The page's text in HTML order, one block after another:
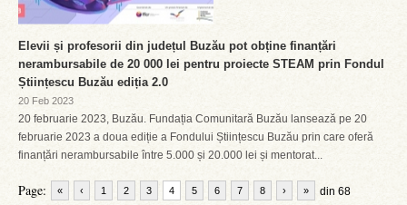
Elevii și profesorii din județul Buzău pot obține finanțări
nerambursabile de 20 000 lei pentru proiecte STEAM prin Fondul
Științescu Buzău ediția 2.0
20 Feb 2023
20 februarie 2023, Buzău. Fundația Comunitară Buzău lansează pe 20
februarie 2023 a doua ediție a Fondului Științescu Buzău prin care oferă
finanțări nerambursabile între 5.000 și 20.000 lei și mentorat...
Page: « ‹ 1 2 3 4 5 6 7 8 din 68
› »